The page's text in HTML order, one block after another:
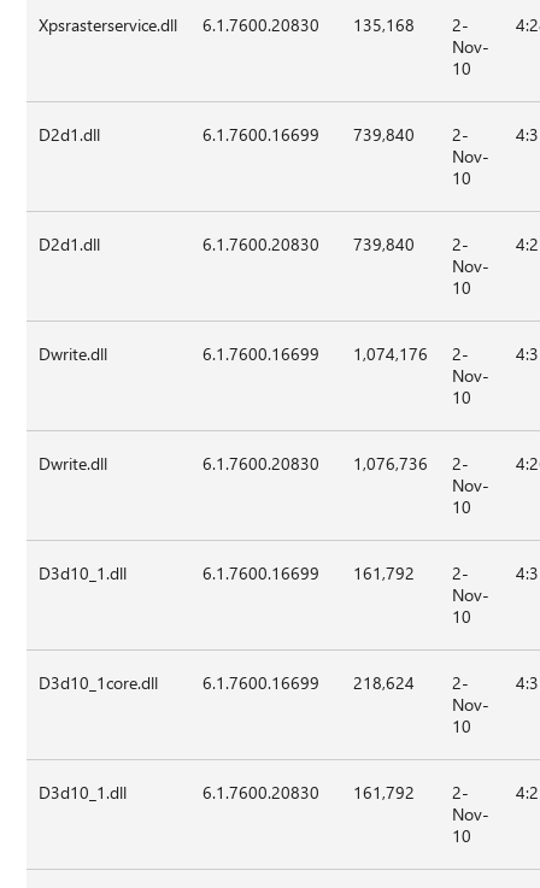
Xpsrasterservice.dll 6.1.7600.20830 135,168
2-
Nov-
10
D2d1.dll 6.1.7600.16699 739,840
2-
Nov-
10
D2d1.dll 6.1.7600.20830 739,840
2-
Nov-
10
Dwrite.dll 6.1.7600.16699 1,074,176
2-
Nov-
10
Dwrite.dll 6.1.7600.20830 1,076,736
2-
Nov-
10
D3d10_1.dll 6.1.7600.16699 161,792
2-
Nov-
10
D3d10_1core.dll 6.1.7600.16699 218,624
2-
Nov-
10
D3d10_1.dll 6.1.7600.20830 161,792
2-
Nov-
10